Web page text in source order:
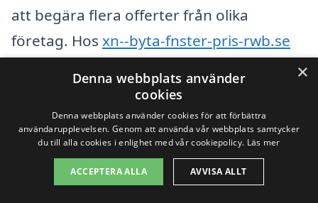
att begära flera offerter från olika
företag. Hos xn--byta-fnster-pris-rwb.se
för att hitta det bästa erbjudandet i ditt
område. Genom att ta del av
rekommendationer och omdömen från
andra kunder får du även en känsla för
×
Denna webbplats använder
cookies
Denna webbplats använder cookies för att förbättra
användarupplevelsen. Genom att använda vår webbplats samtycker
du till alla cookies i enlighet med vår cookiepolicy. Läs mer
ACCEPTERA ALLA AVVISA ALLT